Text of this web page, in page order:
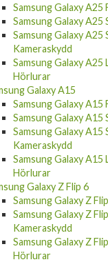
Samsung Galaxy A25
Samsung Galaxy A25
Samsung Galaxy A25
Kameraskydd
Samsung Galaxy A25
Hörlurar
Galaxy A15
Samsung Galaxy A15
Samsung Galaxy A15
Samsung Galaxy A15
Kameraskydd
Samsung Galaxy A15
Hörlurar
Galaxy Z Flip 6
Samsung Galaxy Z
Samsung Galaxy Z
Kameraskydd
Samsung Galaxy Z
Hörlurar